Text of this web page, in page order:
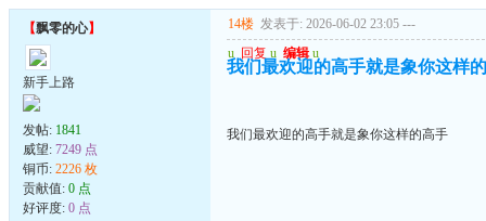
【飘零的心】
新手上路
发帖: 1841
威望: 7249 点
铜币: 2226 枚
贡献值: 0 点
好评度: 0 点
14楼 发表于: 2026-06-02 23:05 ---
u 回复 u 编辑 u
我们最欢迎的高手就是象你这样
我们最欢迎的高手就是象你这样的高手